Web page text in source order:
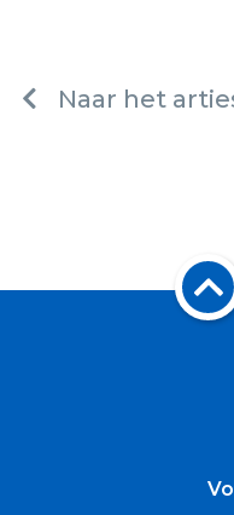
Naar het